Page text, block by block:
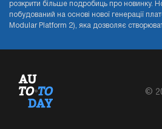
розкрити більше подробиць про новинку.
побудований на основі нової генерації
Modular Platform 2), яка дозволяє
©